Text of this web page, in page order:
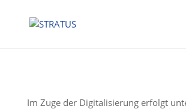
Im Zuge der Digitalisierung erfolgt